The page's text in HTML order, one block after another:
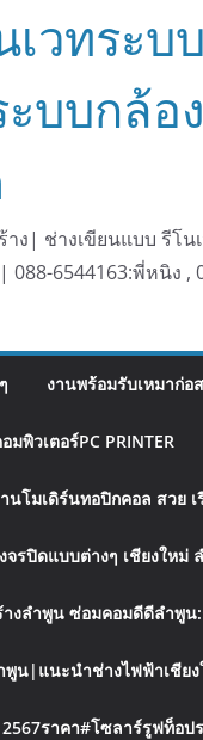
เวทระบบ
บบกล้อง
ง| ช่างเขียนแบบ รีโน
088-6544163:พี่หนิง ,
งานพร้อมรับเหมาก่อ
พิวเตอร์PC PRINTER
โมเดิร์นทอปิกคอล สวย
จรปิดแบบต่างๆ เชียงใหม่
างลำพูน ซ่อมคอมดีดีลำพู
น|แนะนำช่างไฟฟ้าเชีย
ราคา#โซลาร์รูฟท็อป